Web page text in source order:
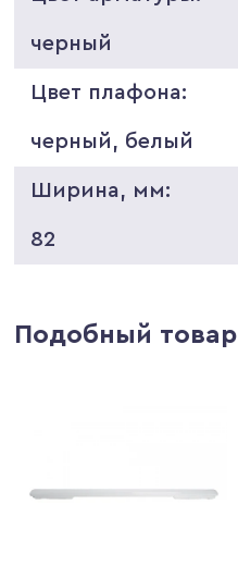
черный
Цвет плафона:
черный, белый
Ширина, мм:
82
Подобный товар